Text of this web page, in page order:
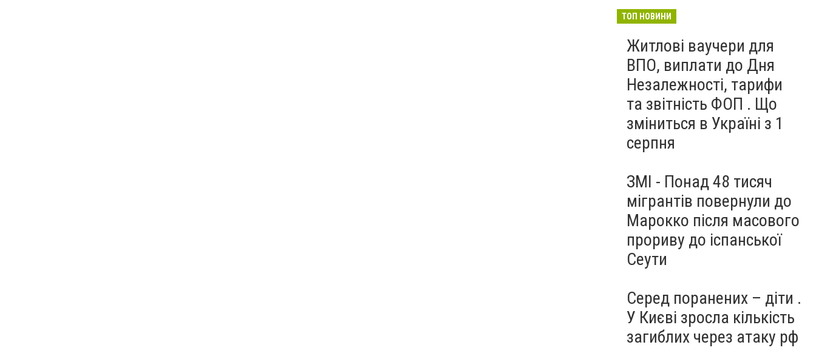
ТОП НОВИНИ
Житлові ваучери для
ВПО, виплати до Дня
Незалежності, тарифи
та звітність ФОП . Що
зміниться в Україні з 1
серпня
ЗМІ - Понад 48 тисяч
мігрантів повернули до
Марокко після масового
прориву до іспанської
Сеути
Серед поранених – діти .
У Києві зросла кількість
загиблих через атаку рф